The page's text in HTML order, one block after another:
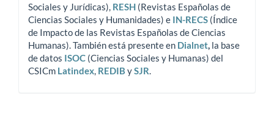
Sociales y Jurídicas), RESH (Revistas Españolas de
Ciencias Sociales y Humanidades) e IN-RECS (Índice
de Impacto de las Revistas Españolas de Ciencias
Humanas). También está presente en Dialnet la base
de datos ISOC (Ciencias Sociales y Humanas) del
CSICm Latindex REDIB ySJR